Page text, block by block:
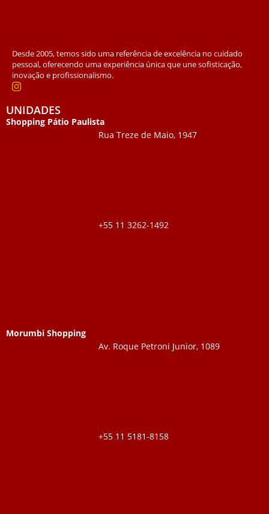
Desde 2005, temos sido uma referência de excelência no cuidado
pessoal, oferecendo uma experiência única que une sofisticação,
inovação e profissionalismo.
UNIDADES
Shopping Pátio Paulista
Rua Treze de Maio, 1947
+55 11 3262-1492
Morumbi Shopping
Av. Roque Petroni Junior, 1089
+55 11 5181-8158